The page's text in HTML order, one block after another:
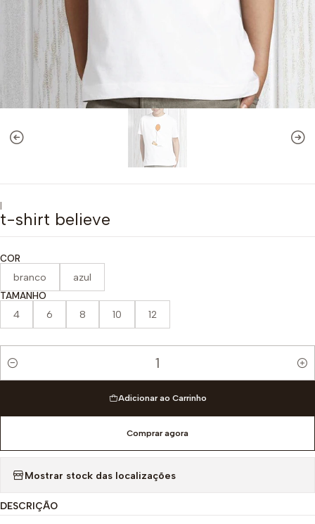
|
t-shirt believe
COR
branco azul
TAMANHO
4 6 8 10 12
Quantidade
Adicionar ao Carrinho
Comprar agora
Mostrar stock das localizações
DESCRIÇÃO